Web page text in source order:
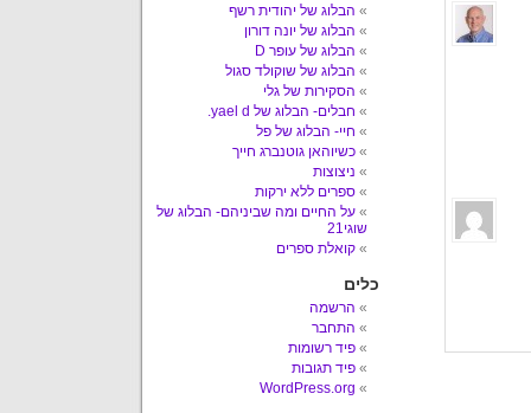
הבלוג של יהודית רשף
הבלוג של יונה דורון
הבלוג של עופר D
הבלוג של שוקולד סגול
הסקירות של גלי
חבלים- הבלוג של yael d.
חיי- הבלוג של פל
כשיוהאן גוטנברג חייך
ניצוצות
ספרים ללא ירקות
על החיים ומה שביניהם- הבלוג של
שוגי21
קואלת ספרים
כלים
הרשמה
התחבר
פיד רשומות
פיד תגובות
WordPress.org